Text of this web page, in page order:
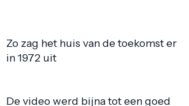
Zo zag het huis van de toekomst er
in 1972 uit
De video werd bijna tot een goed